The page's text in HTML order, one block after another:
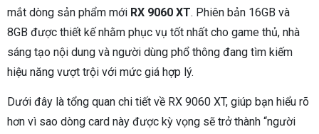
mắt dòng sản phẩm mới RX 9060 XT. Phiên bản 16GB và
8GB được thiết kế nhằm phục vụ tốt nhất cho game thủ, nhà
sáng tạo nội dung và người dùng phổ thông đang tìm kiếm
hiệu năng vượt trội với mức giá hợp lý.
Dưới đây là tổng quan chi tiết về RX 9060 XT, giúp bạn hiểu rõ
hơn vì sao dòng card này được kỳ vọng sẽ trở thành “người